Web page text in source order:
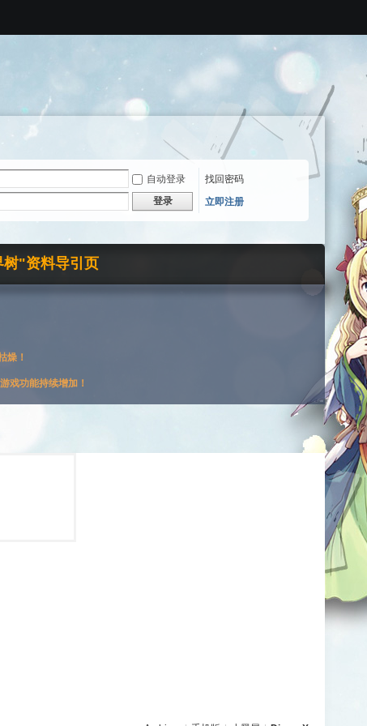
自动登录
找回密码
登录 立即注册
树"资料导引页
燥！
戏功能持续增加！